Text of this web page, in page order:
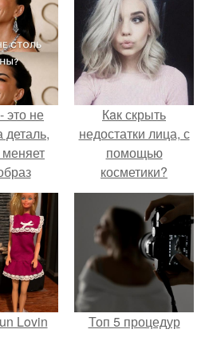
это не
деталь,
меняет
Кaк скрыть
недостатки лица, с
помощью
косметики?
Lovin
Топ 5 процедур